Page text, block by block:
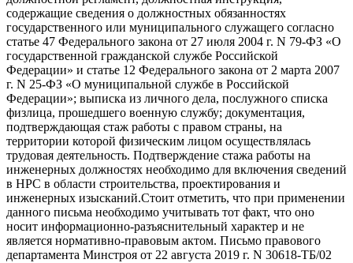
содержащие сведения о должностных обязанностях
государственного или муниципального служащего согласно
статье 47 Федерального закона от 27 июля 2004 г. N 79-ФЗ «О
государственной гражданской службе Российской
Федерации» и статье 12 Федерального закона от 2 марта 2007
г. N 25-ФЗ «О муниципальной службе в Российской
Федерации»; выписка из личного дела, послужного списка
физлица, прошедшего военную службу; документация,
подтверждающая стаж работы с правом страны, на
территории которой физическим лицом осуществлялась
трудовая деятельность. Подтверждение стажа работы на
инженерных должностях необходимо для включения сведений
в НРС в области строительства, проектирования и
инженерных изысканий.Стоит отметить, что при применении
данного письма необходимо учитывать тот факт, что оно
носит информационно-разъяснительный характер и не
является нормативно-правовым актом. Письмо правового
департамента Минстроя от 22 августа 2019 г. N 30618-ТБ/02